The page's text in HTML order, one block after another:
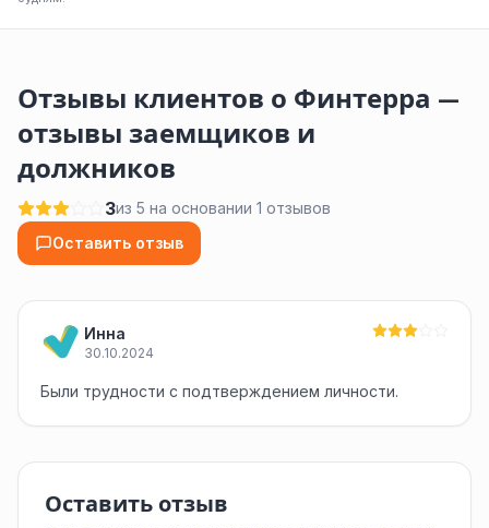
Отзывы клиентов о Финтерра —
отзывы заемщиков и
должников
3из 5 на основании 1 отзывов
Оставить отзыв
Инна
30.10.2024
Были трудности с подтверждением личности.
Оставить отзыв